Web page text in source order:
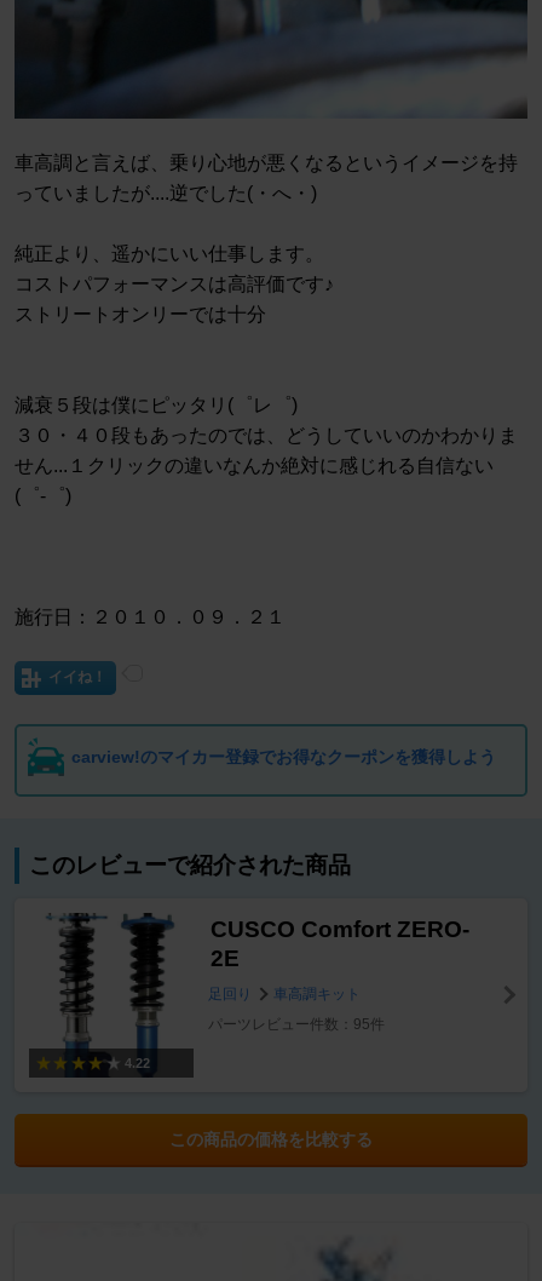
車高調と言えば、乗り心地が悪くなるというイメージを持
っていましたが....逆でした(・へ・)
純正より、遥かにいい仕事します。
コストパフォーマンスは高評価です♪
ストリートオンリーでは十分
減衰５段は僕にピッタリ(゜レ゜)
３０・４０段もあったのでは、どうしていいのかわかりま
せん...１クリックの違いなんか絶対に感じれる自信ない
(゜-゜)
施行日：２０１０．０９．２１
イイね！
carview!のマイカー登録でお得なクーポンを獲得しよう
このレビューで紹介された商品
4.22
CUSCO Comfort ZERO-
2E
足回り
車高調キット
パーツレビュー件数：95件
この商品の価格を比較する